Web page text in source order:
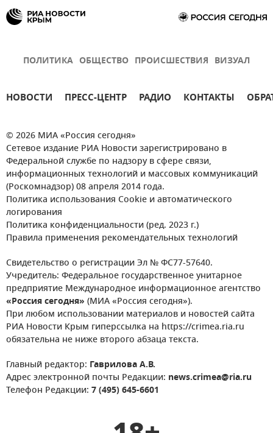
ПОЛИТИКА ОБЩЕСТВО ПРОИСШЕСТВИЯ ВИЗУАЛ
НОВОСТИ ПРЕСС-ЦЕНТР РАДИО КОНТАКТЫ
© 2026 МИА «Россия сегодня»
Сетевое издание РИА Новости зарегистрировано в
Федеральной службе по надзору в сфере связи,
информационных технологий и массовых коммуникаций
(Роскомнадзор) 08 апреля 2014 года.
Политика использования Cookie и автоматического
логирования
Политика конфиденциальности (ред. 2023 г.)
Правила применения рекомендательных технологий
Свидетельство о регистрации Эл № ФС77-57640.
Учредитель: Федеральное государственное унитарное
предприятие Международное информационное агентство
«Россия сегодня» (МИА «Россия сегодня»).
При любом использовании материалов и новостей сайта
РИА Новости Крым гиперссылка на https://crimea.ria.ru
обязательна не ниже второго абзаца текста.
Главный редактор: Гаврилова А.В.
Адрес электронной почты Редакции: news.crimea@ria.ru
Телефон Редакции: 7 (495) 645-6601